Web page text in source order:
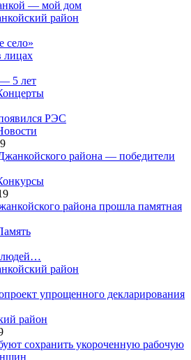
— мой дом
район
село»
лицах
5 лет
РЭС
района — победители
района прошла памятная
людей…
район
упрощенного декларирования
район
сохранить укороченную рабочую